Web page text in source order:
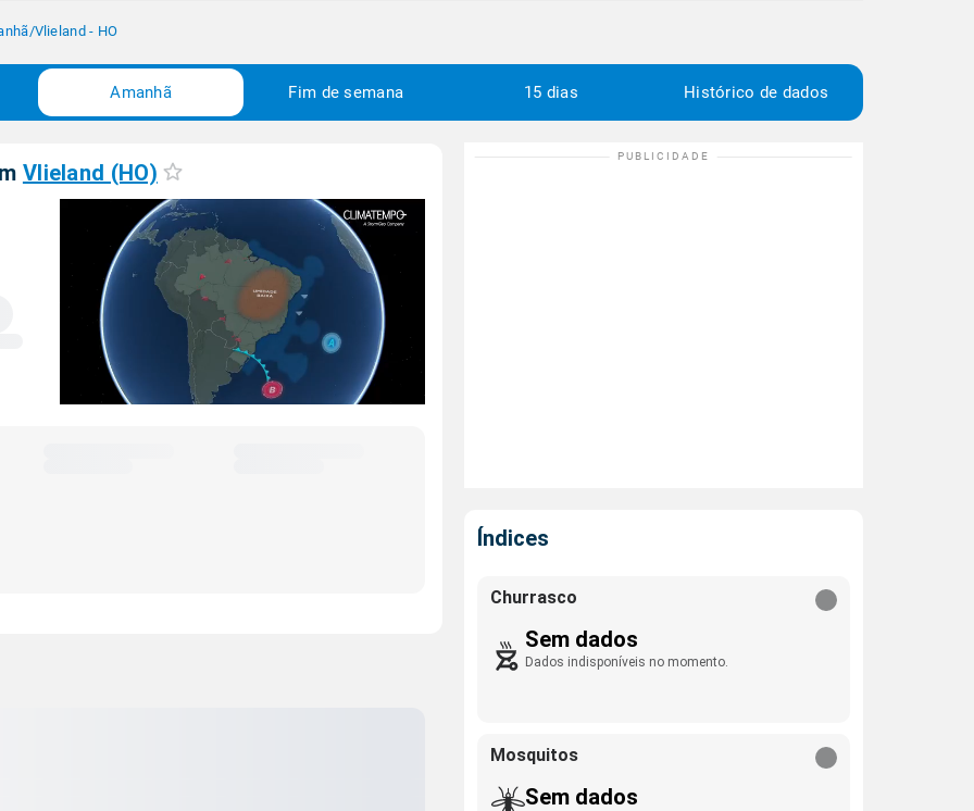
/Vlieland - HO
Amanhã Fim de semana 15 dias Histórico de dados
Vlieland (HO)
Índices
Churrasco
Sem dados
Dados indisponíveis no momento.
Mosquitos
Sem dados